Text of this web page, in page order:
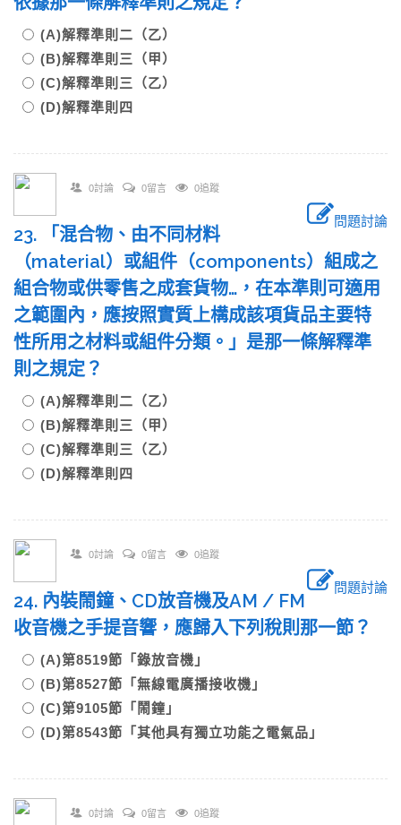
(A)解釋準則二（乙）
(B)解釋準則三（甲）
(C)解釋準則三（乙）
(D)解釋準則四
0討論 0留言 0追蹤
問題討論
23. 「混合物、由不同材料
（material）或組件（components）組成之
組合物或供零售之成套貨物…，在本準則可適用
之範圍內，應按照實質上構成該項貨品主要特
性所用之材料或組件分類。」是那一條解釋準
則之規定？
(A)解釋準則二（乙）
(B)解釋準則三（甲）
(C)解釋準則三（乙）
(D)解釋準則四
0討論 0留言 0追蹤
問題討論
24. 內裝鬧鐘、CD放音機及AM / FM
收音機之手提音響，應歸入下列稅則那一節？
(A)第8519節「錄放音機」
(B)第8527節「無線電廣播接收機」
(C)第9105節「鬧鐘」
(D)第8543節「其他具有獨立功能之電氣品」
0討論 0留言 0追蹤